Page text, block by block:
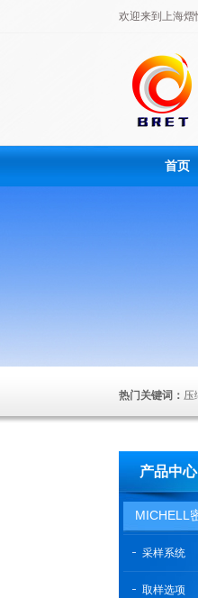
欢迎来到上海熠
首页
热门关键词： 压
产品中心
MICHELL
采样系统
取样选项